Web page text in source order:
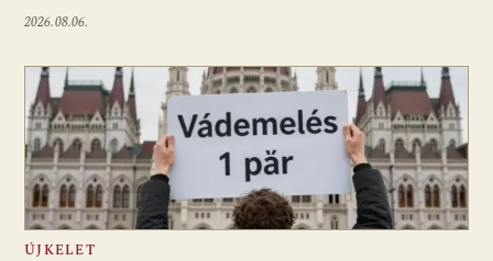
2026.08.06.
ÚJKELET